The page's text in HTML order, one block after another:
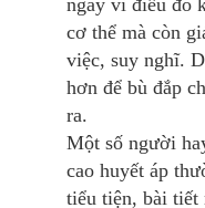
cơ thể mà còn
việc, suy nghĩ.
hơn để bù đắp
ra.
Một số người
cao huyết áp
tiểu tiện, bài